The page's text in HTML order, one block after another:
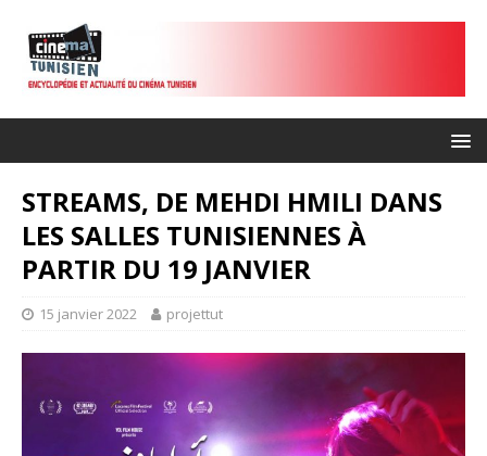
STREAMS, DE MEHDI HMILI DANS
LES SALLES TUNISIENNES À
PARTIR DU 19 JANVIER
15 janvier 2022 projettut